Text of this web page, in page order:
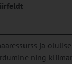
ja
ning